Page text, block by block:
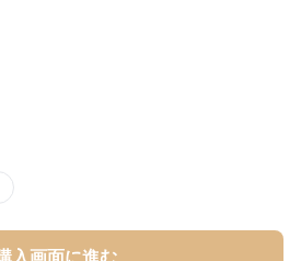
入画面に進む